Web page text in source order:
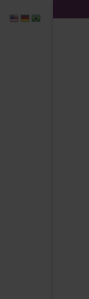
Inhalt